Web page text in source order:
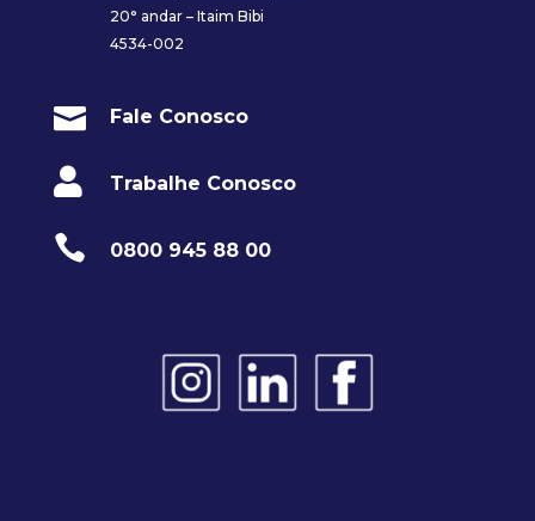
20° andar – Itaim Bibi
4534-002
 Fale Conosco
 Trabalhe Conosco
 0800 945 88 00